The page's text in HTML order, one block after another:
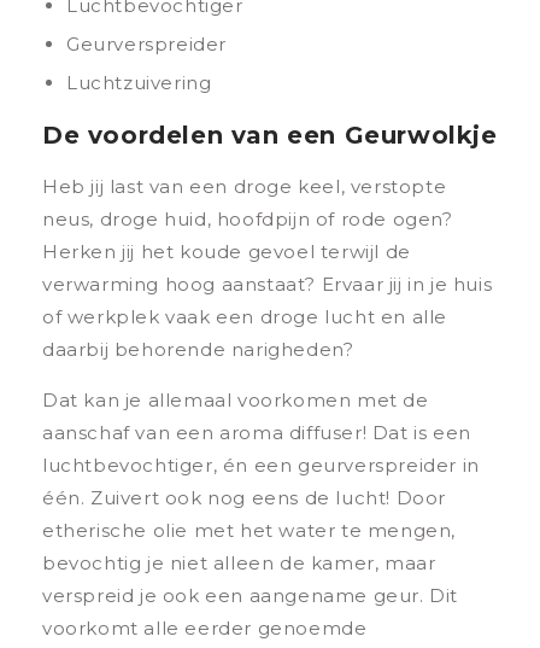
Luchtbevochtiger
Geurverspreider
Luchtzuivering
De voordelen van een Geurwolkje
Heb jij last van een droge keel, verstopte
neus, droge huid, hoofdpijn of rode ogen?
Herken jij het koude gevoel terwijl de
verwarming hoog aanstaat? Ervaar jij in je huis
of werkplek vaak een droge lucht en alle
daarbij behorende narigheden?
Dat kan je allemaal voorkomen met de
aanschaf van een aroma diffuser! Dat is een
luchtbevochtiger, én een geurverspreider in
één. Zuivert ook nog eens de lucht! Door
etherische olie met het water te mengen,
bevochtig je niet alleen de kamer, maar
verspreid je ook een aangename geur. Dit
voorkomt alle eerder genoemde